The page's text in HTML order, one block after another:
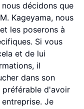
décidons que
Kageyama, nous
les poserons à
Si vous
et de lui
il
dans son
préférable d'avoir
Je